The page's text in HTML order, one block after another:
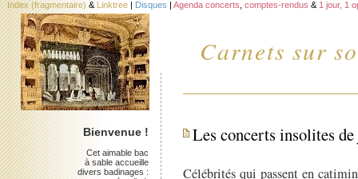
Carnets sur
Index (fragmentaire) & Linktree | Disques | Agenda concerts comptes-rendus & 1 jour, 1
Les concerts insolites
Célébrités qui passent en
Bienvenue !
Cet aimable bac
à sable accueille
divers badinages :